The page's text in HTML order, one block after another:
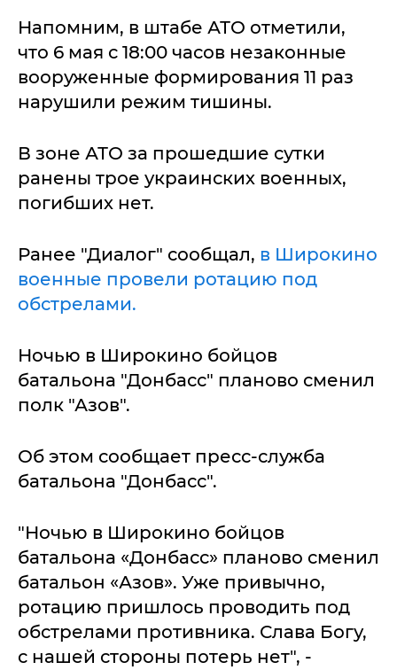
Напомним, в штабе АТО отметили,
что 6 мая с 18:00 часов незаконные
вооруженные формирования 11 раз
нарушили режим тишины.
В зоне АТО за прошедшие сутки
ранены трое украинских военных,
погибших нет.
Ранее "Диалог" сообщал, в Широкино
военные провели ротацию под
обстрелами.
Ночью в Широкино бойцов
батальона "Донбасс" планово сменил
полк "Азов".
Об этом сообщает пресс-служба
батальона "Донбасс".
"Ночью в Широкино бойцов
батальона «Донбасс» планово сменил
батальон «Азов». Уже привычно,
ротацию пришлось проводить под
обстрелами противника. Слава Богу,
с нашей стороны потерь нет", -